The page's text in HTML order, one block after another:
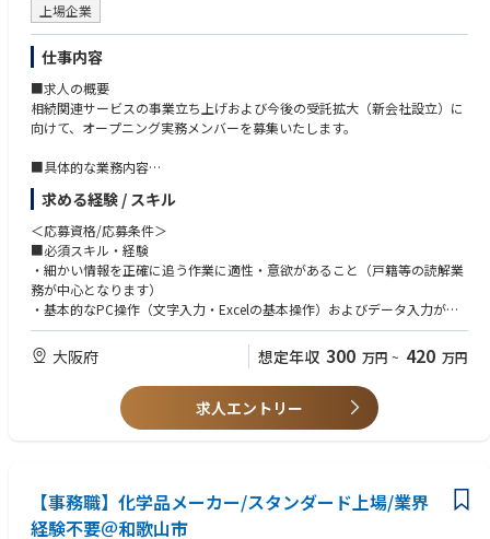
上場企業
仕事内容
■求人の概要
相続関連サービスの事業立ち上げおよび今後の受託拡大（新会社設立）に
向けて、オープニング実務メンバーを募集いたします。
■具体的な業務内容
・市区町村役場等への戸籍謄本、除籍謄本、改製原戸籍等の請求および収
集
・収集した戸籍の確認、相続人の特定および不足戸籍の確認
・相続関係説明図の作成
・法定相続情報一覧図の作成支援
・司法書士、行政書士等の士業専門家との連携および進捗管理
・金融機関における相続関連事務の受託業務
・相続手続に必要となる書類の確認、データ入力、案件管理および照会対
応
求める経験 / スキル
＜応募資格/応募条件＞
■必須スキル・経験
・細かい情報を正確に追う作業に適性・意欲があること（戸籍等の読解業
務が中心となります）
・基本的なPC操作（文字入力・Excelの基本操作）およびデータ入力がで
きること
・専門家・外部担当者と丁寧にやり取りできるコミュニケーション力
■歓迎スキル・経験
・戸籍（謄本・除籍・改製原戸籍）の読解、相続関係の把握経験
・司法書士／行政書士事務所、金融機関の相続手続き部門等での実務経験
大阪府 想定年収 300 万円 ~ 420 万円
求人エントリー
【事務職】化学品メーカー/スタンダード上場/業界
経験不要＠和歌山市